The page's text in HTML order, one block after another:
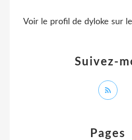
Pages
Suivez-
Voir le profil de dyloke sur